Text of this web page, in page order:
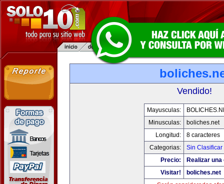
Vendido!
Mayusculas:
Minusculas:
boliches.net
Longitud:
8 caracteres
Categorias:
Sin Clasificar
Precio:
Realizar
Visitar!
boliches.net